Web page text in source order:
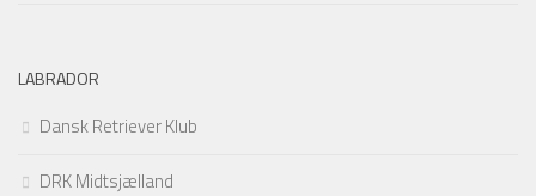
LABRADOR
Dansk Retriever Klub
DRK Midtsjælland